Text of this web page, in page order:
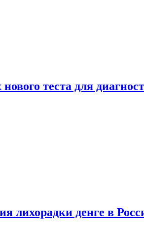
теста для
лихорадки денге в